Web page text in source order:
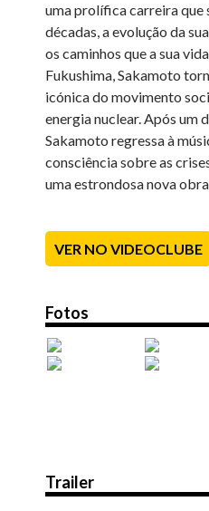
uma prolífica carreira que
décadas, a evolução da
os caminhos que a sua
Fukushima, Sakamoto
icónica do movimento
energia nuclear. Após um
Sakamoto regressa à
consciência sobre as
uma estrondosa nova
VER NO VIDEOCLUBE
Fotos
Trailer